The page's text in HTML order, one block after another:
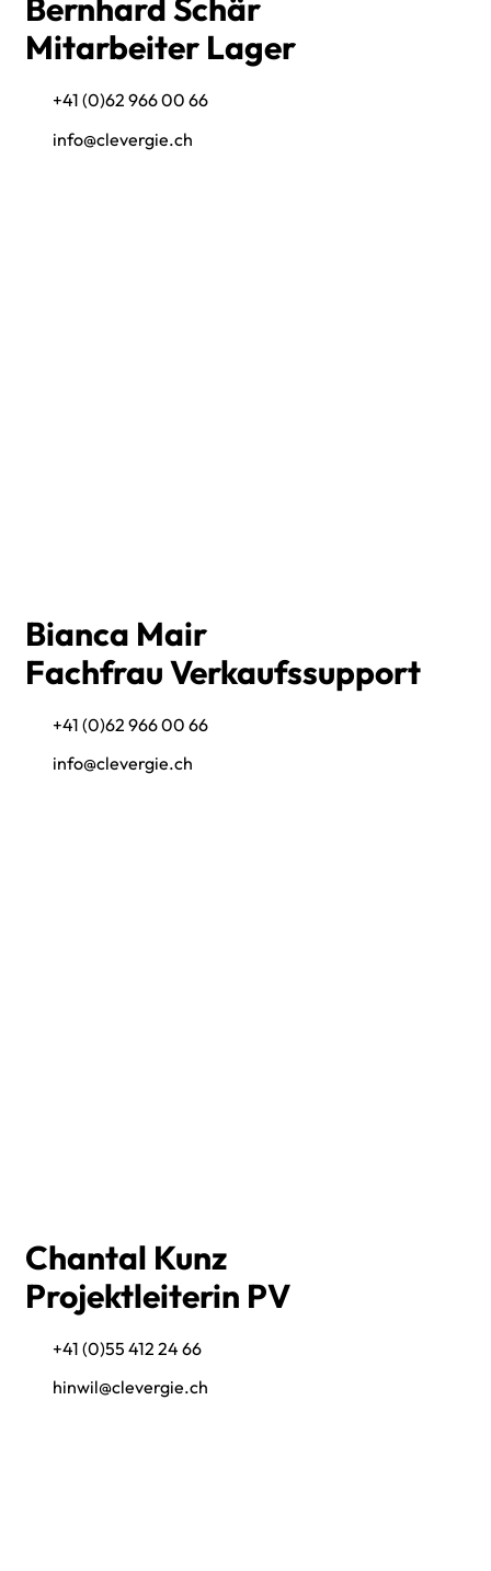
Bernhard Schär
Mitarbeiter Lager
+41 (0)62 966 00 66
info@clevergie.ch
Bianca Mair
Fachfrau Verkaufssupport
+41 (0)62 966 00 66
info@clevergie.ch
Chantal Kunz
Projektleiterin PV
+41 (0)55 412 24 66
hinwil@clevergie.ch